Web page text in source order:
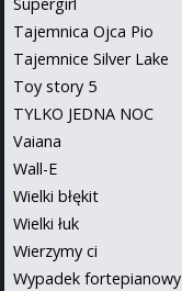
Tajemnica Ojca Pio
Tajemnice Silver Lake
Toy story 5
TYLKO JEDNA NOC
Vaiana
Wall-E
Wielki błękit
Wielki łuk
Wierzymy ci
Wypadek fortepianowy